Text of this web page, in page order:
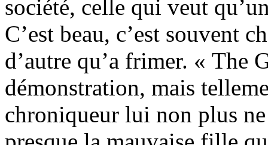
société, celle qui veut
C’est beau, c’est souvent
d’autre qu’a frimer. « The
démonstration, mais
chroniqueur lui non plus ne